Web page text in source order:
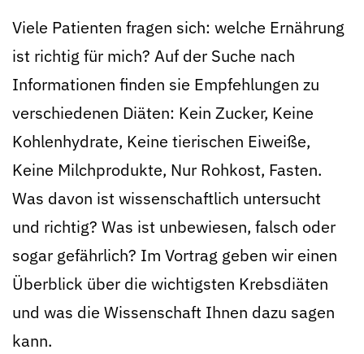
Viele Patienten fragen sich: welche Ernährung
ist richtig für mich? Auf der Suche nach
Informationen finden sie Empfehlungen zu
verschiedenen Diäten: Kein Zucker, Keine
Kohlenhydrate, Keine tierischen Eiweiße,
Keine Milchprodukte, Nur Rohkost, Fasten.
Was davon ist wissenschaftlich untersucht
und richtig? Was ist unbewiesen, falsch oder
sogar gefährlich? Im Vortrag geben wir einen
Überblick über die wichtigsten Krebsdiäten
und was die Wissenschaft Ihnen dazu sagen
kann.